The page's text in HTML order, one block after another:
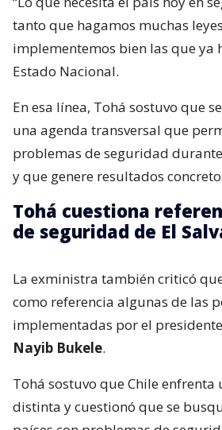
tanto que hagamos muchas
implementemos bien las que ya
Estado Nacional.
En esa línea, Tohá sostuvo que
una agenda transversal que
problemas de seguridad
y que genere resultados
Tohá cuestiona
de seguridad de El
La exministra también criticó
como referencia algunas de las
implementadas por el
Nayib Bukele.
Tohá sostuvo que Chile
distinta y cuestionó que se